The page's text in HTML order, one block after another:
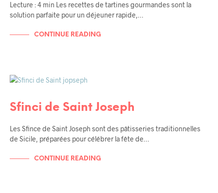
Lecture : 4 min Les recettes de tartines gourmandes sont la
solution parfaite pour un déjeuner rapide,…
CONTINUE READING
Sfinci de Saint Joseph
Les Sfince de Saint Joseph sont des pâtisseries traditionnelles
de Sicile, préparées pour célébrer la fête de…
CONTINUE READING